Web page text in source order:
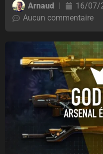
Arnaud 16/07/
Aucun commentaire